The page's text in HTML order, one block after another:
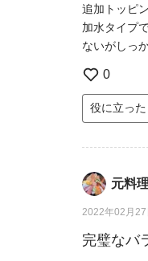
追加トッピ
加水タイプ
ないがしっ
0
役に立った
元料
2022年02月27
完璧なバ